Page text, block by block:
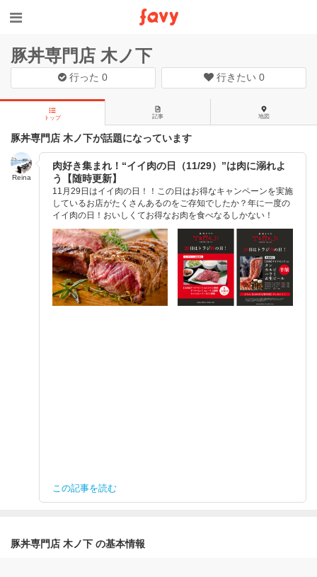
豚丼専門店 木ノ下
行った0 行きたい 0
トップ 記事 地図
豚丼専門店 木ノ下が話題になっています
Reina
肉好き集まれ！“イイ肉の日（11/29）”は肉に溺れよ
う【随時更新】
11月29日はイイ肉の日！！この日はお得なキャンペーンを実施
しているお店がたくさんあるのをご存知でしたか？年に一度の
イイ肉の日！おいしくてお得なお肉を食べなるしかない！
この記事を読む
豚丼専門店 木ノ下 の基本情報